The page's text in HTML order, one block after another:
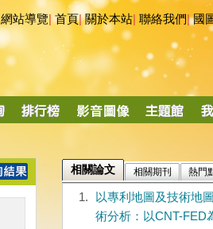
網站導覽|首頁|關於本站 聯絡我們|國
相關論文 相關期刊 熱門
1.
以專利地圖及技術地
術分析：以CNT-FED